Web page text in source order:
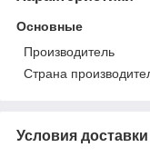
Основные
Производитель
Страна
Условия доставки